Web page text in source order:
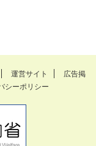
運営サイト
広告掲
シーポリシー